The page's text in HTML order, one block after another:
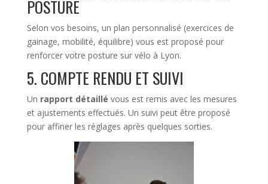
POSTURE
Selon vos besoins, un plan personnalisé (exercices de
gainage, mobilité, équilibre) vous est proposé pour
renforcer votre posture sur vélo à Lyon.
5. COMPTE RENDU ET SUIVI
Un rapport détaillé vous est remis avec les mesures
et ajustements effectués. Un suivi peut être proposé
pour affiner les réglages après quelques sorties.